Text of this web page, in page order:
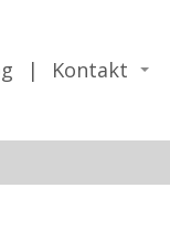
Kontakt